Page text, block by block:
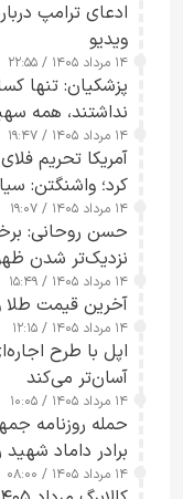
ادعای ترامپ
ویدیو
۱۴ مرداد ۱۴۰۵ / ۲۲:۵۵
پزشکیان: تنها
نداشتند، همه
۱۴ مرداد ۱۴۰۵ / ۱۹:۴۷
آمریکا تحریم
کرد؛ واشنگتن:
۱۴ مرداد ۱۴۰۵ / ۱۹:۰۷
حسن روحانی:
نزدیک‌تر شدن
۱۴ مرداد ۱۴۰۵ / ۱۵:۴۹
آخرین قیمت طلا و سکه در
۱۴ مرداد ۱۴۰۵ / ۱۲:۱۵
اپل با طرح
آسان‌تر می‌کند
۱۴ مرداد ۱۴۰۵ / ۱۰:۰۵
حمله روزنامه
برادر داماد
۱۴ مرداد ۱۴۰۵ / ۰۸:۰۰